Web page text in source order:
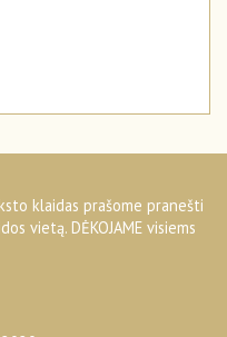
klaidas prašome pranešti
vietą. DĖKOJAME visiems